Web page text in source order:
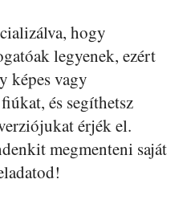
hogy
legyenek, ezért
képes vagy
és segíthetsz
érjék el.
megmenteni saját